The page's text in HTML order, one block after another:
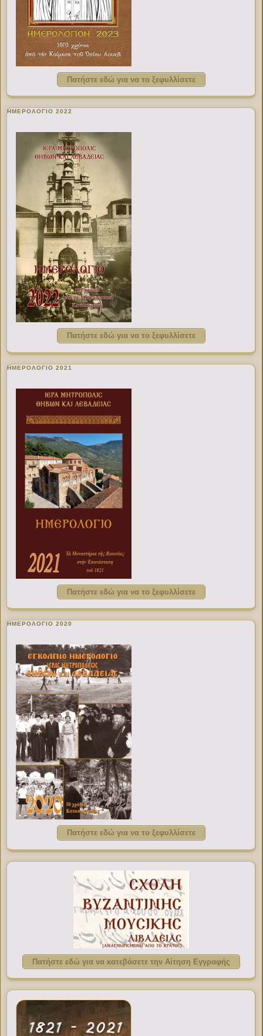
Πατήστε εδώ για να το ξεφυλλίσετε
ΗΜΕΡΟΛΟΓΙΟ 2022
Πατήστε εδώ για να το ξεφυλλίσετε
ΗΜΕΡΟΛΟΓΙΟ 2021
Πατήστε εδώ για να το ξεφυλλίσετε
ΗΜΕΡΟΛΟΓΙΟ 2020
Πατήστε εδώ για να το ξεφυλλίσετε
Πατήστε εδώ για να κατεβάσετε την Αίτηση Εγγραφής